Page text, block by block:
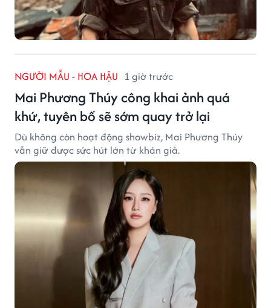
NGƯỜI MẪU - HOA HẬU 1 giờ trước
Mai Phương Thúy công khai ảnh quá
khứ, tuyên bố sẽ sớm quay trở lại
Dù không còn hoạt động showbiz, Mai Phương Thúy
vẫn giữ được sức hút lớn từ khán giả.